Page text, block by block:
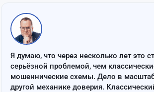
Я думаю, что через несколько лет это
серьёзной проблемой, чем
мошеннические схемы. Дело в
другой механике доверия.